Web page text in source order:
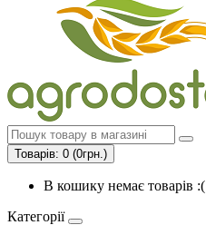
Товарів: 0 (0грн.)
В кошику немає товарів :(
Категорії